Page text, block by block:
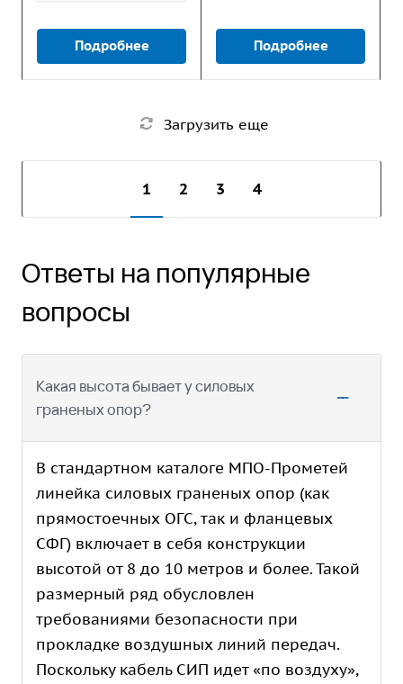
Подробнее Подробнее
Загрузить еще
1 2 3 4
Ответы на популярные
вопросы
Какая высота бывает у силовых
граненых опор?
В стандартном каталоге МПО-Прометей
линейка силовых граненых опор (как
прямостоечных ОГС, так и фланцевых
СФГ) включает в себя конструкции
высотой от 8 до 10 метров и более. Такой
размерный ряд обусловлен
требованиями безопасности при
прокладке воздушных линий передач.
Поскольку кабель СИП идет «по воздуху»,